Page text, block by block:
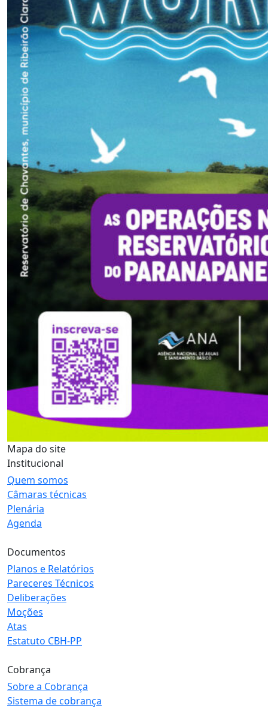
Mapa do site
Institucional
Quem somos
Câmaras técnicas
Plenária
Agenda
Documentos
Planos e Relatórios
Pareceres Técnicos
Deliberações
Moções
Atas
Estatuto CBH-PP
Cobrança
Sobre a Cobrança
Sistema de cobrança